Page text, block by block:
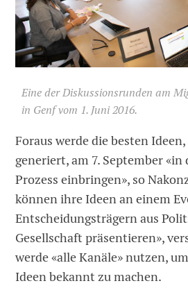
Eine der Diskussionsrunden am
in Genf vom 1. Juni 2016.
Foraus werde die besten
generiert, am 7. September
Prozess einbringen», so
können ihre Ideen an einem
Entscheidungsträgern aus
Gesellschaft präsentieren»,
werde «alle Kanäle» nutzen,
Ideen bekannt zu machen.